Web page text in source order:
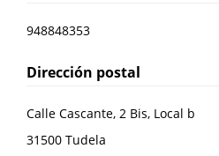
948848353
Dirección postal
Calle Cascante, 2 Bis, Local b
31500 Tudela